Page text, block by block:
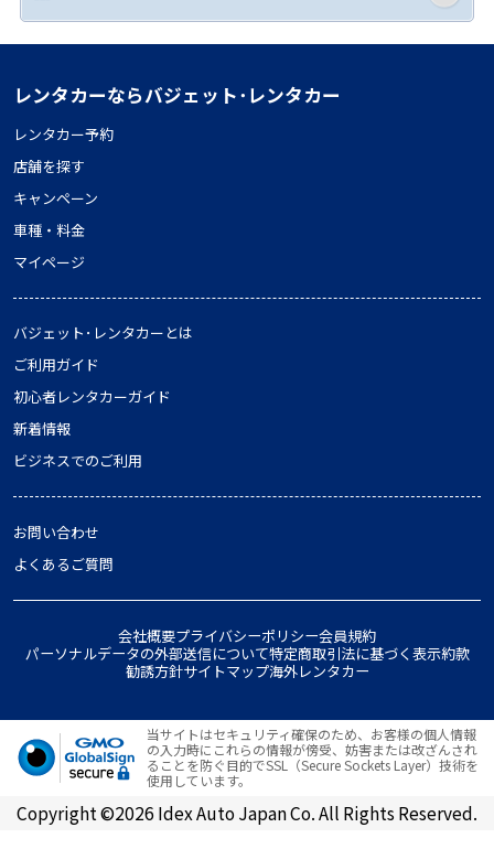
レンタカーならバジェット･レンタカー
レンタカー予約
店舗を探す
キャンペーン
車種・料金
マイページ
バジェット･レンタカーとは
ご利用ガイド
初心者レンタカーガイド
新着情報
ビジネスでのご利用
お問い合わせ
よくあるご質問
会社概要プライバシーポリシー会員規約
パーソナルデータの外部送信について特定商取引法に基づく表示約款
勧誘方針サイトマップ海外レンタカー
当サイトはセキュリティ確保のため、お客様の個人情報
の入力時にこれらの情報が傍受、妨害または改ざんされ
ることを防ぐ目的でSSL（Secure Sockets Layer）技術を
使用しています。
Copyright ©2026 Idex Auto Japan Co. All Rights Reserved.